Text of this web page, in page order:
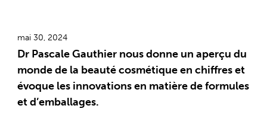
mai 30, 2024
Dr Pascale Gauthier nous donne un aperçu du
monde de la beauté cosmétique en chiffres et
évoque les innovations en matière de formules
et d’emballages.